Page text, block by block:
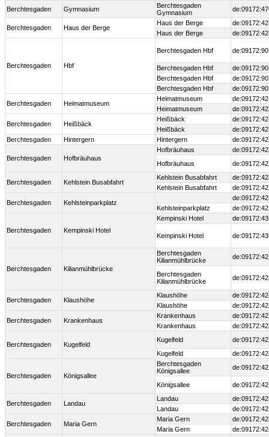
Berchtesgaden
Gymnasium
Berchtesgaden
Gymnasium
Berchtesgaden Haus der Berge
Haus der Berge
Haus der Berge
Berchtesgaden Hbf
Berchtesgaden Hbf
Berchtesgaden Hbf
Berchtesgaden Hbf
Berchtesgaden Hbf
Berchtesgaden Heimatmuseum
Heimatmuseum
Heimatmuseum
Berchtesgaden Heißbäck
Heißbäck
Heißbäck
Berchtesgaden
Hintergern Hintergern
Berchtesgaden Hofbräuhaus
Hofbräuhaus
Hofbräuhaus
Berchtesgaden Kehlstein Busabfahrt
Kehlstein Busabfahrt
Kehlstein Busabfahrt
Berchtesgaden Kehlsteinparkplatz
Kehlsteinparkplatz
Berchtesgaden Kempinski Hotel
Kempinski Hotel
Kempinski Hotel
Berchtesgaden Kilianmühlbrücke
Berchtesgaden
Kilianmühlbrücke
Berchtesgaden
Kilianmühlbrücke
Berchtesgaden Klaushöhe
Klaushöhe
Klaushöhe
Berchtesgaden Krankenhaus
Krankenhaus
Krankenhaus
Berchtesgaden Kugelfeld
Kugelfeld
Kugelfeld
Berchtesgaden Königsallee
Berchtesgaden
Königsallee
Königsallee
Berchtesgaden Landau
Landau
Landau
Berchtesgaden Maria Gern
Maria Gern
Maria Gern